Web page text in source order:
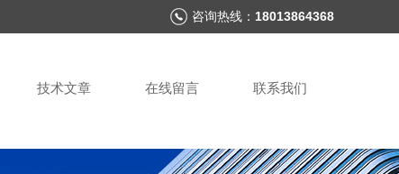
咨询热线： 18013864368
技术文章 在线留言 联系我们